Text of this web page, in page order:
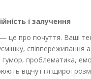
і залучення
це про почуття. Ваші
співпереживання
гумор, проблематика,
відчуття щирої